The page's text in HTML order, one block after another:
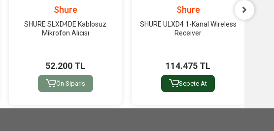
Shure
SHURE SLXD4DE Kablosuz
Mikrofon Alıcısı
52.200 TL
Ön Sipariş
Shure
SHURE ULXD4 1-Kanal Wireless
Receiver
114.475 TL
Sepete At